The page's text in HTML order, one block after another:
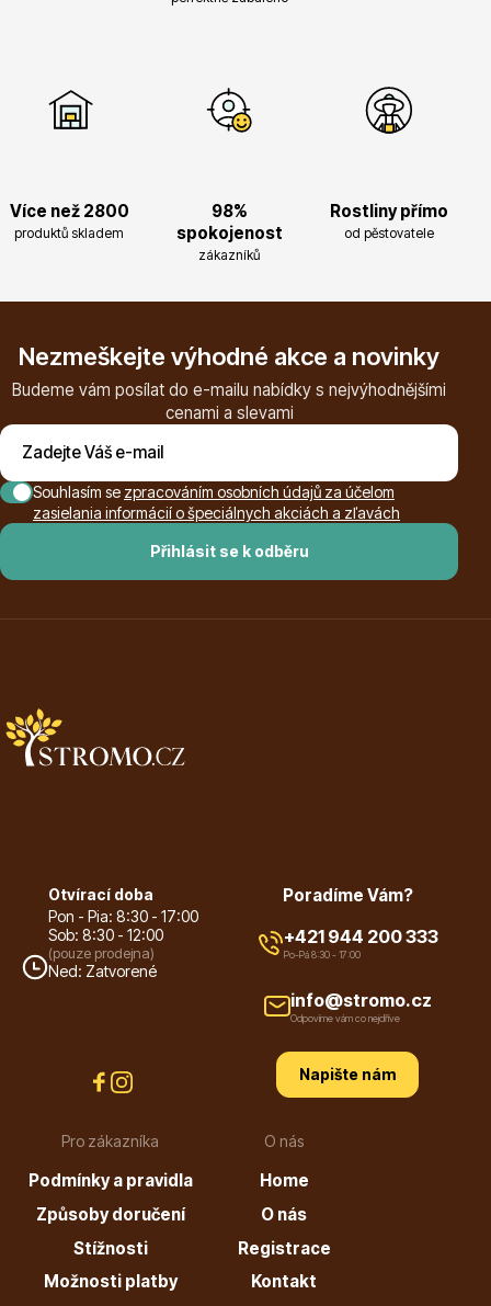
Květináče
Postřiky, přípravky
Více než 2800
produktů skladem
98%
spokojenost
zákazníků
Rostliny přímo
od pěstovatele
Nezmeškejte výhodné akce a novinky
Budeme vám posílat do e-mailu nabídky s nejvýhodnějšími
cenami a slevami
Přihlásit se k odběru
Souhlasím se zpracováním osobních údajů za účelom
zasielania informácií o špeciálnych akciách a zľavách
Otvírací doba
Pon - Pia: 8:30 - 17:00
Sob: 8:30 - 12:00
(pouze prodejna)
Ned: Zatvorené
Pro zákazníka
Podmínky a pravidla
Způsoby doručení
Stížnosti
Možnosti platby
O nás
Home
O nás
Registrace
Kontakt
Poradíme Vám?
+421 944 200 333
Po-Pá 8:30 - 17:00
info@stromo.cz
Odpovíme vám co nejdříve
Napište nám